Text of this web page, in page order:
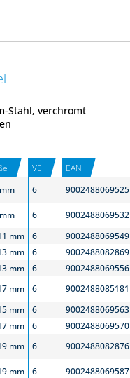
Stahl, verchromt
VE
EAN
6 9002488069525
6
9002488069532
mm 6
9002488069549
mm 6
9002488082869
mm 6
9002488069556
mm 6
9002488085181
mm 6
9002488069563
mm 6
9002488069570
mm 6 9002488082876
mm 6 9002488069587